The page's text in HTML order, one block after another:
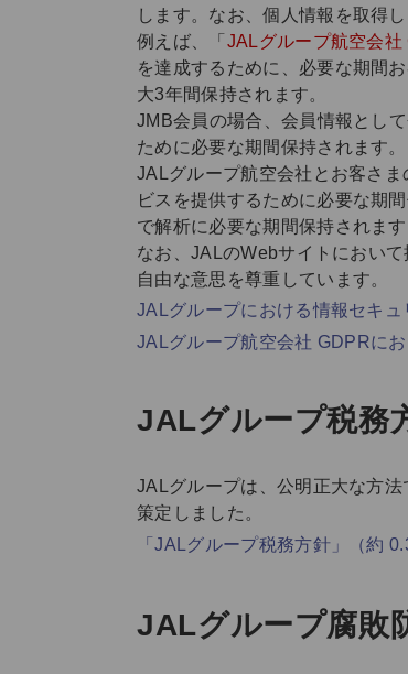
します。なお、個人情報を取得
例えば、「 JALグループ航空会
を達成するために、必要な期間
大3年間保持されます。
JMB会員の場合、会員情報とし
ために必要な期間保持されます
JALグループ航空会社とお客さ
ビスを提供するために必要な期
で解析に必要な期間保持されます
なお、JALのWebサイトにおい
自由な意思を尊重しています。
JALグループにおける情報セキ
JALグループ航空会社 GDPRに
JALグループ税務
JALグループは、公明正大な方
策定しました。
「JALグループ税務方針」（約
JALグループ腐敗